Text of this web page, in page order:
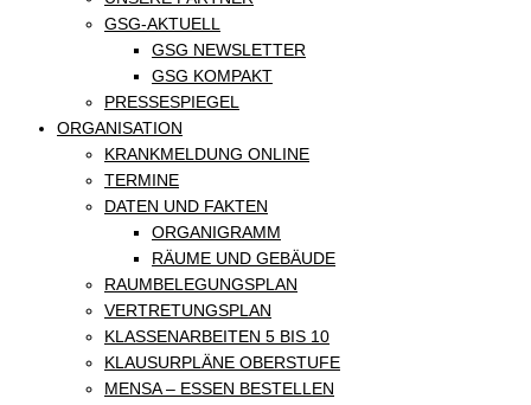
GSG-AKTUELL
GSG NEWSLETTER
GSG KOMPAKT
PRESSESPIEGEL
ORGANISATION
KRANKMELDUNG ONLINE
TERMINE
DATEN UND FAKTEN
ORGANIGRAMM
RÄUME UND GEBÄUDE
RAUMBELEGUNGSPLAN
VERTRETUNGSPLAN
KLASSENARBEITEN 5 BIS 10
KLAUSURPLÄNE OBERSTUFE
MENSA – ESSEN BESTELLEN